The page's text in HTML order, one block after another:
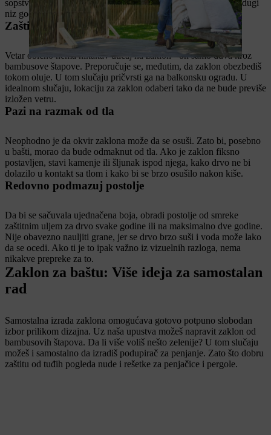
sopstvenog rada. Uz sledeće savete, uživaćeš u svom zaklonu dugi
niz godina
Zaštiti zaklon od vetra
Vetar obično nema nikakav uticaj na zaklon - on samo duva kroz
bambusove štapove. Preporučuje se, međutim, da zaklon obezbediš
tokom oluje. U tom slučaju pričvrsti ga na balkonsku ogradu. U
idealnom slučaju, lokaciju za zaklon odaberi tako da ne bude previše
izložen vetru.
Pazi na razmak od tla
Neophodno je da okvir zaklona može da se osuši. Zato bi, posebno
u bašti, morao da bude odmaknut od tla. Ako je zaklon fiksno
postavljen, stavi kamenje ili šljunak ispod njega, kako drvo ne bi
dolazilo u kontakt sa tlom i kako bi se brzo osušilo nakon kiše.
Redovno podmazuj postolje
Da bi se sačuvala ujednačena boja, obradi postolje od smreke
zaštitnim uljem za drvo svake godine ili na maksimalno dve godine.
Nije obavezno nauljiti grane, jer se drvo brzo suši i voda može lako
da se ocedi. Ako ti je to ipak važno iz vizuelnih razloga, nema
nikakve prepreke za to.
Zaklon za baštu: Više ideja za samostalan
rad
Samostalna izrada zaklona omogućava gotovo potpuno slobodan
izbor prilikom dizajna. Uz naša upustva možeš napravit zaklon od
bambusovih štapova. Da li više voliš nešto zelenije? U tom slučaju
možeš i samostalno da izradiš podupirač za penjanje. Zato što dobru
zaštitu od tuđih pogleda nude i rešetke za penjačice i pergole.